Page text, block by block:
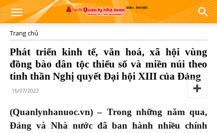
Trang chủ
Phát triển kinh tế, văn hoá, xã hội vùng
đồng bào dân tộc thiểu số và miền núi theo
tinh thần Nghị quyết Đại hội XIII của Đảng
16/07/2022
(Quanlynhanuoc.vn) – Trong những năm qua,
Đảng và Nhà nước đã ban hành nhiều chính